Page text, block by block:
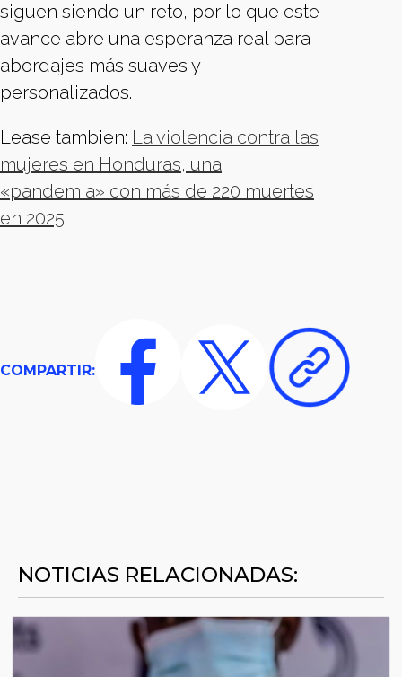
siguen siendo un reto, por lo que este
avance abre una esperanza real para
abordajes más suaves y
personalizados.
Lease tambien: La violencia contra las
mujeres en Honduras, una
«pandemia» con más de 220 muertes
en 2025
COMPARTIR:
NOTICIAS RELACIONADAS: